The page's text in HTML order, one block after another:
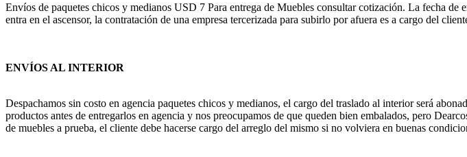
Envíos de paquetes chicos y medianos USD 7 Para entrega de Muebles consultar cotización. La fecha
entra en el ascensor, la contratación de una empresa tercerizada para subirlo por afuera es a cargo del
ENVÍOS AL INTERIOR
Despachamos sin costo en agencia paquetes chicos y medianos, el cargo del traslado al interior será
productos antes de entregarlos en agencia y nos preocupamos de que queden bien embalados, pero
de muebles a prueba, el cliente debe hacerse cargo del arreglo del mismo si no volviera en buenas